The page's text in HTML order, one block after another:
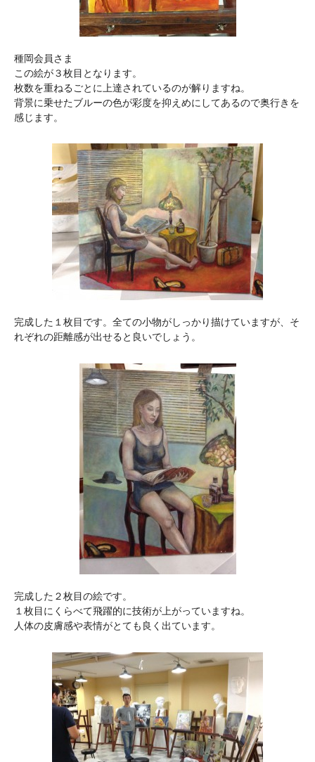
種岡会員さま
この絵が３枚目となります。
枚数を重ねるごとに上達されているのが解りますね。
背景に乗せたブルーの色が彩度を抑えめにしてあるので奥行きを
感じます。
完成した１枚目です。全ての小物がしっかり描けていますが、そ
れぞれの距離感が出せると良いでしょう。
完成した２枚目の絵です。
１枚目にくらべて飛躍的に技術が上がっていますね。
人体の皮膚感や表情がとても良く出ています。